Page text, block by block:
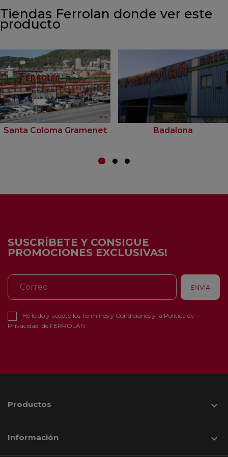
Tiendas Ferrolan donde ver este
producto
Santa Coloma Gramenet Badalona
SUSCRÍBETE Y CONSIGUE
PROMOCIONES EXCLUSIVAS!
He leído y acepto los Términos y Condiciones y la Política de
Privacidad de FERROLAN
Productos 
Información 